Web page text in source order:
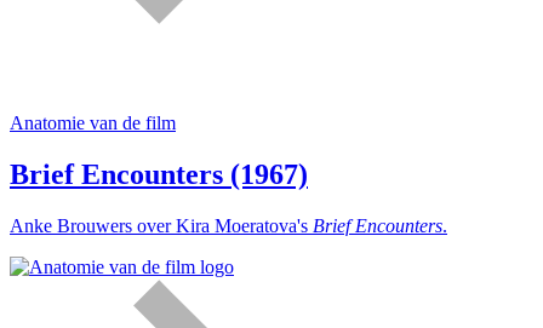
Anatomie van de film
Brief Encounters (1967)
Anke Brouwers over Kira Moeratova's Brief Encounters.